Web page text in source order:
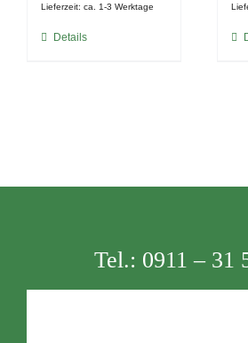
Lieferzeit: ca. 1-3 Werktage
Details
Tel.: 0911 – 31